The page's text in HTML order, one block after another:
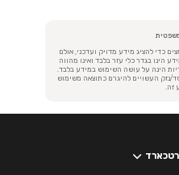
כדי להציג מידע מדויק ועדכני, אולם
הינו בגדר כלי עזר בלבד ואינו מהווה
הינה על עושה השימוש במידע בלבד.
נזק העשויים להיגרם כתוצאה משימוש
זה.